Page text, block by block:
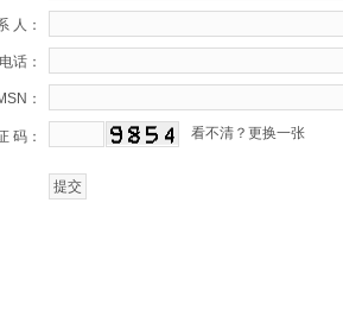
人：
话：
：
码： 看不清？更换一张